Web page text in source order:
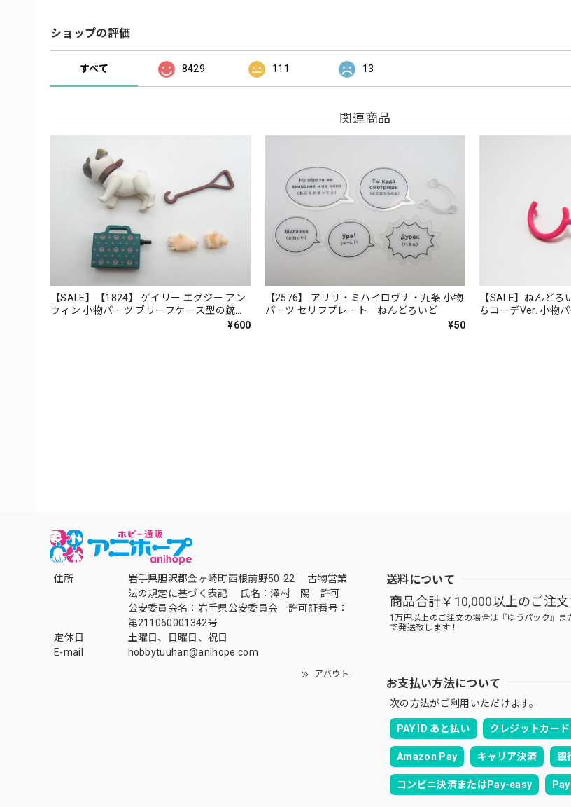
ショップの評価
すべて 8429 111 13
関連商品
【SALE】【1824】 ゲイリー エグジー アン
ウィン 小物パーツ ブリーフケース型の銃と
¥600
【2576】 アリサ・ミハイロヴナ・九条 小物
パーツ セリフプレート ねんどろいど
¥50
【SALE】ねんどろ
ちコーデVer. 小物
住所
岩手県胆沢郡金ヶ崎町西根前野50-22 古物営業
法の規定に基づく表記 氏名：澤村 陽 許可
公安委員会名：岩手県公安委員会 許可証番号：
第211060001342号
定休日
土曜日、日曜日、祝日
E-mail
hobbytuuhan@anihope.com
アバウト
送料について
商品合計￥10,000以上のご注文
1万円以上のご注文の場合は『ゆうパック』ま
で発送致します！
お支払い方法について
次の方法がご利用いただけます。
PAY ID あと払い クレジットカード
Amazon Pay キャリア決済 銀
コンビニ決済またはPay-easy